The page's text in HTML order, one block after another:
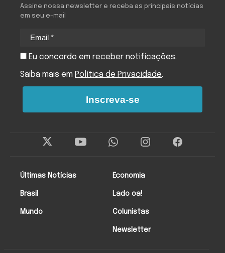
Últimas Notícias
Brasil
Mundo
Economia
Lado oa!
Colunistas
Newsletter
Assine nossa newsletter e receba as principais notícias
em seu e-mail
Eu concordo em receber notificações.
Saiba mais em Política de Privacidade.
Inscreva-se